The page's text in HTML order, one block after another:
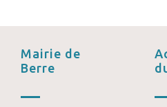
Mairie de
Berre